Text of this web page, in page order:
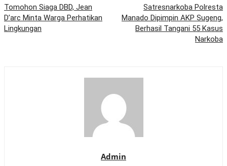
Tomohon Siaga DBD, Jean
D’arc Minta Warga Perhatikan
Lingkungan
Satresnarkoba Polresta
Manado Dipimpin AKP Sugeng,
Berhasil Tangani 55 Kasus
Narkoba
Admin